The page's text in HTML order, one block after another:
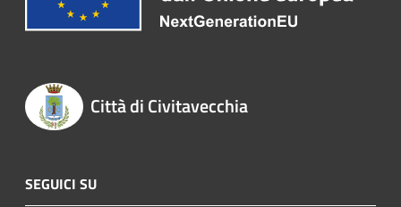
Città di Civitavecchia
SEGUICI SU